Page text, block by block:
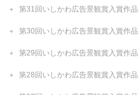
第31回いしかわ広告景観賞入賞作品
第30回いしかわ広告景観賞入賞作品
第29回いしかわ広告景観賞入賞作品
第28回いしかわ広告景観賞入賞作品